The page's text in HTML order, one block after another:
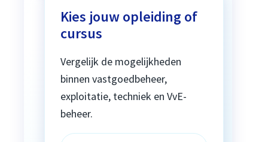
Kies jouw opleiding of
cursus
Vergelijk de mogelijkheden
binnen vastgoedbeheer,
exploitatie, techniek en VvE-
beheer.